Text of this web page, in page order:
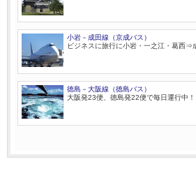
小岩－成田線（京成バス）
ビジネスに旅行に小岩・一之江・葛西⇒
徳島－大阪線（徳島バス）
大阪発23便、徳島発22便で毎日運行中！